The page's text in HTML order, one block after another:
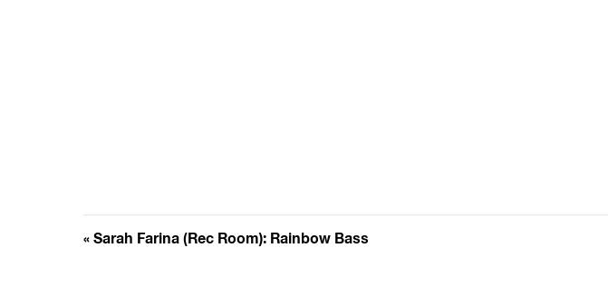
Veranstaltung
Navigation
« Sarah Farina (Rec Room): Rainbow Bass